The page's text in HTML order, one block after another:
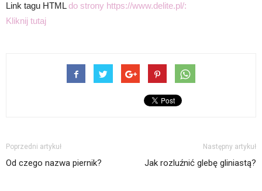
Link tagu HTMLdo strony https://www.delite.pl/:
Kliknij tutaj
Poprzedni artykuł
Od czego nazwa piernik?
Następny artykuł
Jak rozluźnić glebę gliniastą?